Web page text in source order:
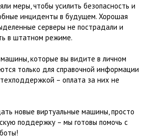
меры, чтобы усилить безопасность и
инциденты в будущем. Хорошая
серверы не пострадали и
в штатном режиме.
которые вы видите в личном
только для справочной информации
– оплата за них не
новые виртуальные машины, просто
поддержку – мы готовы помочь с